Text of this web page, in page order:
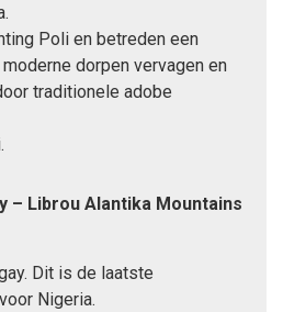
Poli en betreden een
dorpen vervagen en
traditionele adobe
– Librou Alantika Mountains
Dit is de laatste
Nigeria.